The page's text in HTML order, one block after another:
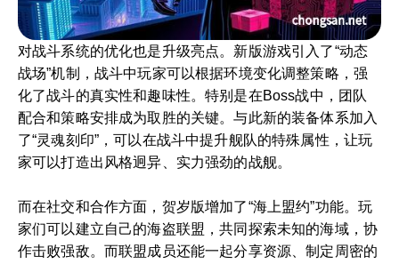
对战斗系统的优化也是升级亮点。新版游戏引入了“动态
战场”机制，战斗中玩家可以根据环境变化调整策略，强
化了战斗的真实性和趣味性。特别是在Boss战中，团队
配合和策略安排成为取胜的关键。与此新的装备体系加入
了“灵魂刻印”，可以在战斗中提升舰队的特殊属性，让玩
家可以打造出风格迥异、实力强劲的战舰。
而在社交和合作方面，贺岁版增加了“海上盟约”功能。玩
家们可以建立自己的海盗联盟，共同探索未知的海域，协
作击败强敌。而联盟成员还能一起分享资源、制定周密的